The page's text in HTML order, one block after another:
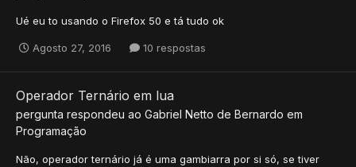
Ué eu to usando o Firefox 50 e tá tudo ok
Agosto 27, 2016 10 respostas
Operador Ternário em lua
pergunta respondeu ao Gabriel Netto de Bernardo em
Programação
Não, operador ternário já é uma gambiarra por si só, se tiver